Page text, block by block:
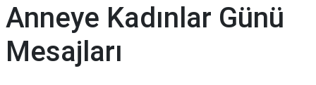
YERLER
BAKIMI
Anneye Kadınlar Günü
Mesajları